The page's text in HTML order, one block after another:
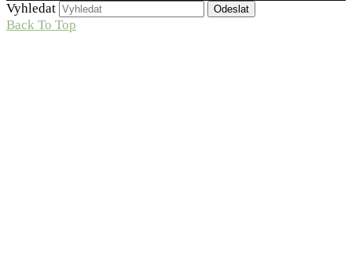
Vyhledat Odeslat
Back To Top